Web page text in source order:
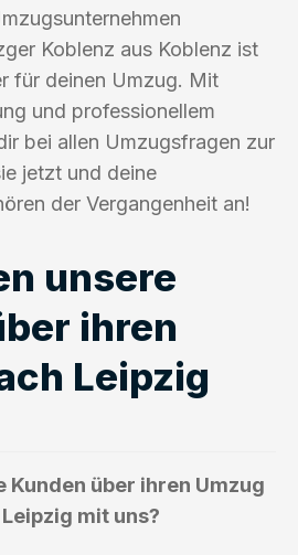
Koblenz aus Koblenz ist
für deinen Umzug. Mit
und professionellem
bei allen Umzugsfragen zur
jetzt und deine
der Vergangenheit an!
unsere
ihren
Leipzig
Kunden über ihren Umzug
mit uns?